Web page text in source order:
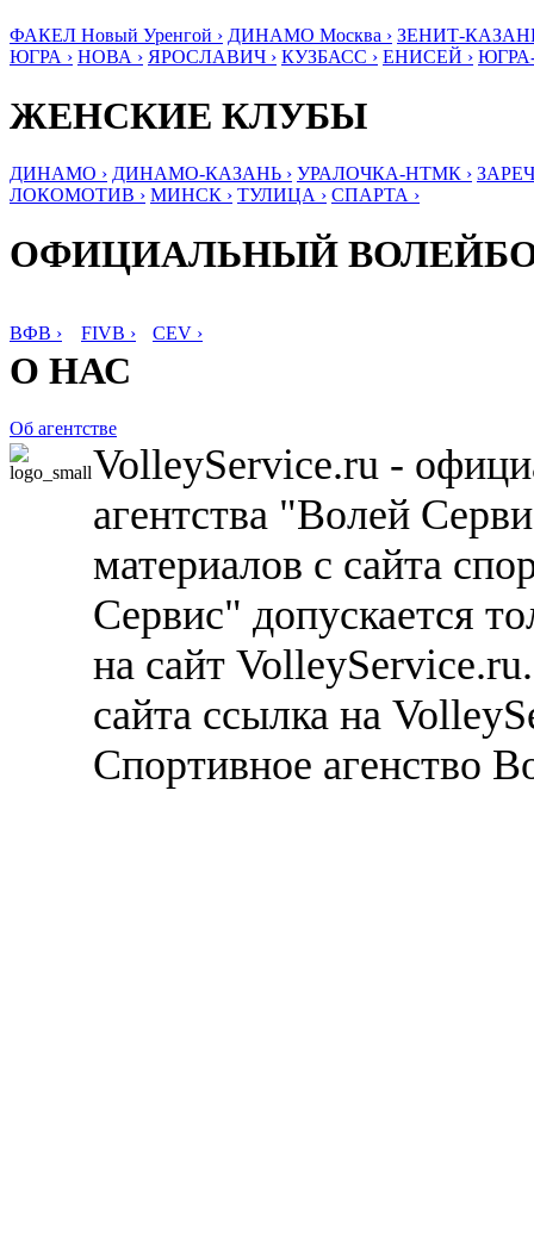
ФАКЕЛ Новый Уренгой › ДИНАМО Москва › ЗЕНИТ-
ЮГРА › НОВА › ЯРОСЛАВИЧ › КУЗБАСС › ЕНИСЕЙ ›
ЖЕНСКИЕ КЛУБЫ
ДИНАМО › ДИНАМО-КАЗАНЬ › УРАЛОЧКА-НТМК ›
ЛОКОМОТИВ › МИНСК › ТУЛИЦА › СПАРТА ›
ОФИЦИАЛЬНЫЙ
ВФВ › FIVB › CEV ›
О НАС
Об агентстве
VolleyService.ru -
агентства "Волей
материалов с сайта
Сервис" допускается
на сайт
сайта ссылка на
Спортивное агенство